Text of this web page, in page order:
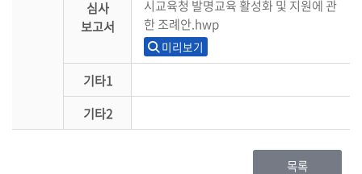
심사
보고서
시교육청 발명교육 활성화 및 지원에 관
한 조례안.hwp
미리보기
기타1
기타2
목록